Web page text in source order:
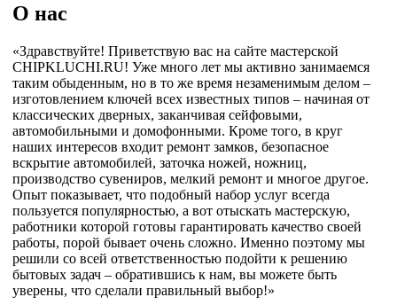
О нас
«Здравствуйте! Приветствую вас на сайте мастерской
CHIPKLUCHI.RU! Уже много лет мы активно занимаемся
таким обыденным, но в то же время незаменимым делом –
изготовлением ключей всех известных типов – начиная от
классических дверных, заканчивая сейфовыми,
автомобильными и домофонными. Кроме того, в круг
наших интересов входит ремонт замков, безопасное
вскрытие автомобилей, заточка ножей, ножниц,
производство сувениров, мелкий ремонт и многое другое.
Опыт показывает, что подобный набор услуг всегда
пользуется популярностью, а вот отыскать мастерскую,
работники которой готовы гарантировать качество своей
работы, порой бывает очень сложно. Именно поэтому мы
решили со всей ответственностью подойти к решению
бытовых задач – обратившись к нам, вы можете быть
уверены, что сделали правильный выбор!»